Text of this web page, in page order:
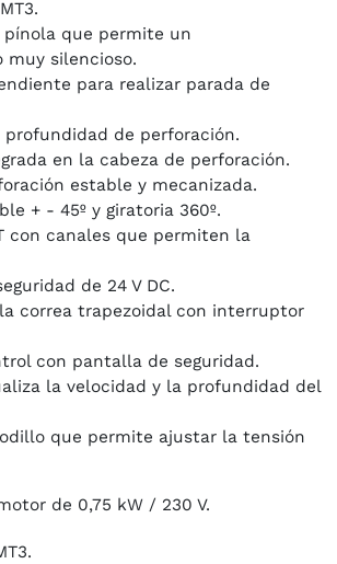
pínola que permite un
silencioso.
para realizar parada de
profundidad de perforación.
en la cabeza de perforación.
estable y mecanizada.
+ - 45º y giratoria 360º.
con canales que permiten la
de 24 V DC.
correa trapezoidal con interruptor
con pantalla de seguridad.
la velocidad y la profundidad del
que permite ajustar la tensión
de 0,75 kW / 230 V.